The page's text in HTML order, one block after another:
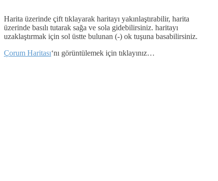
Harita üzerinde çift tıklayarak haritayı yakınlaştırabilir, harita
üzerinde basılı tutarak sağa ve sola gidebilirsiniz. haritayı
uzaklaştırmak için sol üstte bulunan (-) ok tuşuna basabilirsiniz.
Çorum Haritası‘nı görüntülemek için tıklayınız…